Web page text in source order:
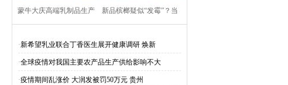
蒙牛大庆高端乳制品生产 新品槟榔疑似“发霉”？当
·新希望乳业联合丁香医生展开健康调研 焕新
·全球疫情对我国主要农产品生产供给影响不大
·疫情期间乱涨价 大润发被罚50万元 贵州